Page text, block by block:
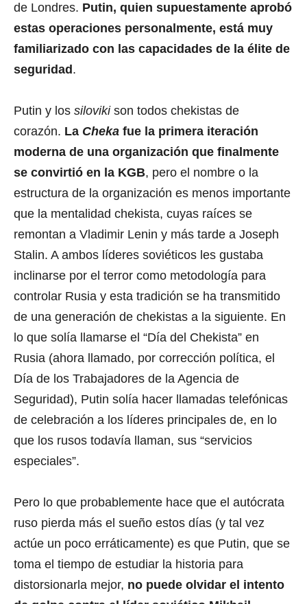
de Londres. Putin, quien supuestamente aprobó
estas operaciones personalmente, está muy
familiarizado con las capacidades de la élite de
seguridad .
Putin y los silovikison todos chekistas de
corazón. La Cheka fue la primera iteración
moderna de una organización que finalmente
se convirtió en la KGB, pero el nombre o la
estructura de la organización es menos importante
que la mentalidad chekista, cuyas raíces se
remontan a Vladimir Lenin y más tarde a Joseph
Stalin. A ambos líderes soviéticos les gustaba
inclinarse por el terror como metodología para
controlar Rusia y esta tradición se ha transmitido
de una generación de chekistas a la siguiente. En
lo que solía llamarse el “Día del Chekista” en
Rusia (ahora llamado, por corrección política, el
Día de los Trabajadores de la Agencia de
Seguridad), Putin solía hacer llamadas telefónicas
de celebración a los líderes principales de, en lo
que los rusos todavía llaman, sus “servicios
especiales”.
Pero lo que probablemente hace que el autócrata
ruso pierda más el sueño estos días (y tal vez
actúe un poco erráticamente) es que Putin, que se
toma el tiempo de estudiar la historia para
distorsionarla mejor, no puede olvidar el intento